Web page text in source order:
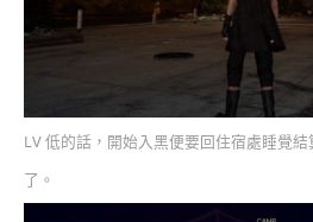
LV 低的話，開始入黑便要回住宿處睡覺
了。